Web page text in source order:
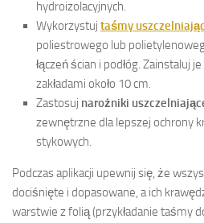
hydroizolacyjnych.
Wykorzystuj taśmy
poliestrowego lub
łączeń ścian i podłóg. Zainstaluj
zakładami około 10 cm.
Zastosuj narożniki
zewnętrzne dla lepszej ochrony
stykowych.
Podczas aplikacji upewnij się, że
dociśnięte i dopasowane, a ich
warstwie z folią (przykładanie taśmy